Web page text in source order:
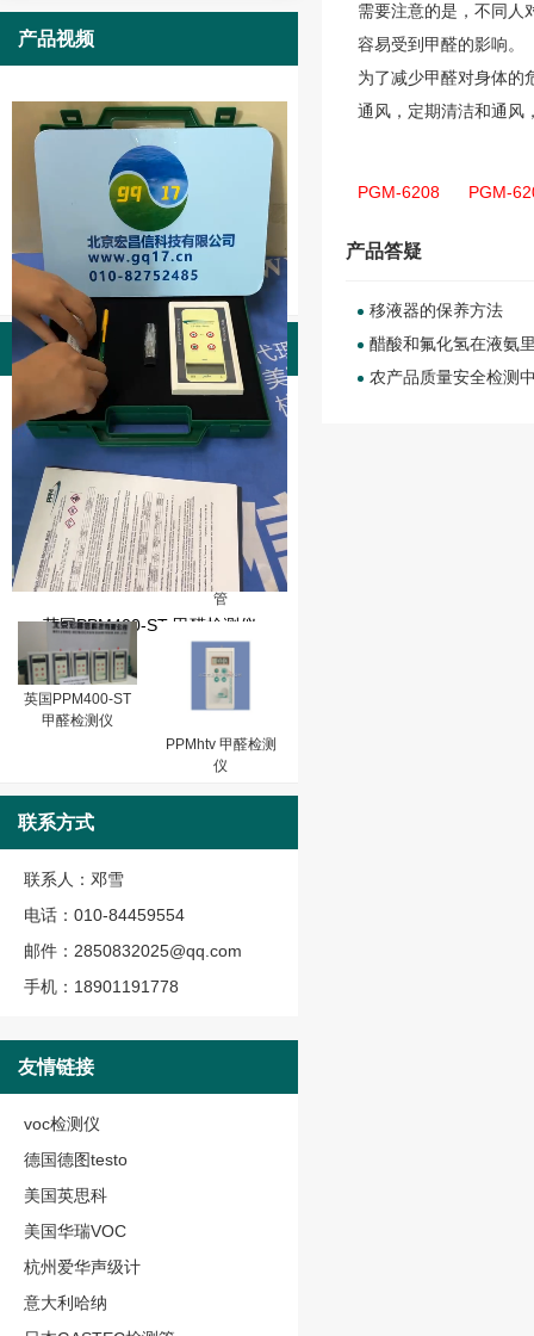
产品视频
英国PPM400-ST 甲醛检测仪
产品图片
PPMhtv-m甲醛检
测仪（0-10PPM,
分辩率：0.01)
英国PPM-HTV甲
醛检测仪玻璃校准
管
英国PPM400-ST
甲醛检测仪
PPMhtv 甲醛检测
仪
联系方式
联系人：邓雪
电话：010-84459554
邮件：2850832025@qq.com
手机：18901191778
友情链接
voc检测仪
德国德图testo
美国英思科
美国华瑞VOC
杭州爱华声级计
意大利哈纳
需要注意的是，不同人
容易受到甲醛的影响。
为了减少甲醛对身体的
通风，定期清洁和通风
PGM-6208 PGM-
产品答疑
移液器的保养方法
醋酸和氟化氢在液氨
农产品质量安全检测